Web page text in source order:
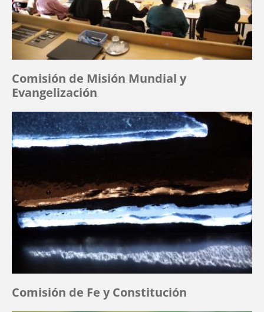
Comisión de Misión Mundial y
Evangelización
Comisión de Fe y Constitución